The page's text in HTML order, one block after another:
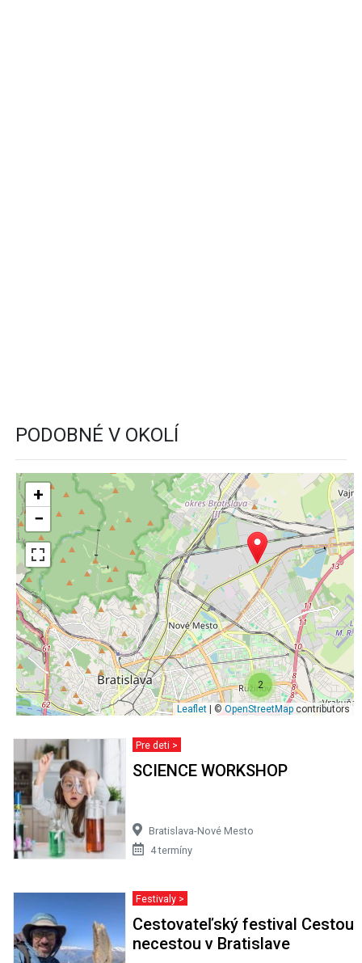
PODOBNÉ V OKOLÍ
2
+
−
Leaflet | ©OpenStreetMap contributors
Pre deti >
SCIENCE WORKSHOP
Bratislava-Nové Mesto
4 termíny
Festivaly >
Cestovateľský festival Cestou
necestou v Bratislave